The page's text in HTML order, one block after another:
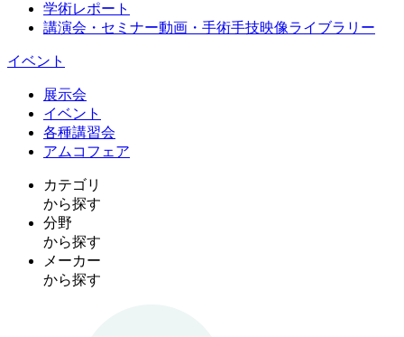
学術レポート
講演会・セミナー動画・手術手技映像ライブラリー
イベント
展示会
イベント
各種講習会
アムコフェア
カテゴリ
から探す
分野
から探す
メーカー
から探す